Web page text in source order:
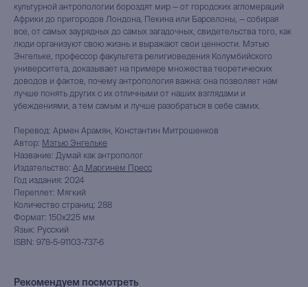
культурной антропологии бороздят мир — от городских агломераций
Африки до пригородов Лондона, Пекина или Барселоны, — собирая
все, от самых заурядных до самых загадочных, свидетельства того, как
люди организуют свою жизнь и выражают свои ценности. Мэтью
Энгельке, профессор факультета религиоведения Колумбийского
университета, доказывает на примере множества теоретических
доводов и фактов, почему антропология важна: она позволяет нам
лучше понять других с их отличными от наших взглядами и
убеждениями, а тем самым и лучше разобраться в себе самих.
Перевод: Армен Арамян, Константин Митрошенков
Автор: Мэтью Энгельке
Название: Думай как антрополог
Издательство: Ад Маргинем Пресс
Год издания: 2024
Переплет: Мягкий
Количество страниц: 288
Формат: 150x225 мм
Язык: Русский
ISBN: 978-5-91103-737-6
Рекомендуем посмотреть
книжный интернет-магазин
из Петербурга
Новинки